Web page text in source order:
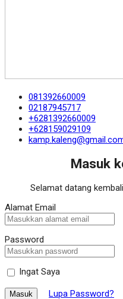
081392660009
02187945717
+6281392660009
+628159029109
Masuk
Selamat datang
Alamat Email
Password
Ingat Saya
Masuk Lupa Password?